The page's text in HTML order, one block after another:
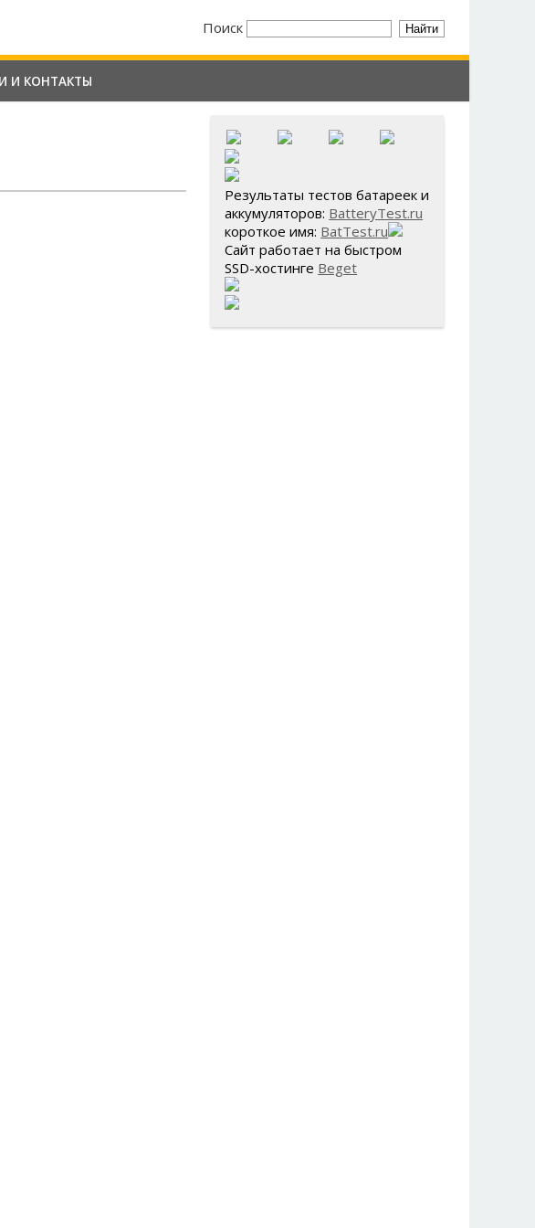
Поиск
И КОНТАКТЫ
Результаты тестов батареек и
аккумуляторов: BatteryTest.ru
короткое имя: BatTest.ru
Сайт работает на быстром
SSD-хостинге Beget